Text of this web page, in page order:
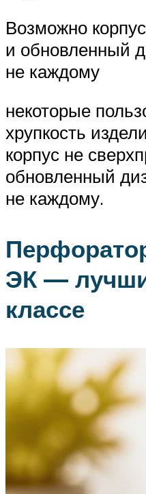
Возможно
и обновленный
не каждому
некоторые
хрупкость
корпус не
обновленный
не каждому.
ЭК —
классе